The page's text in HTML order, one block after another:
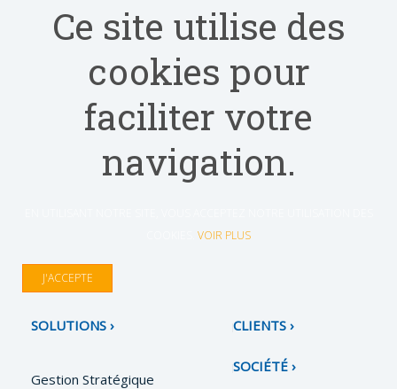
Ce site utilise des
cookies pour
faciliter votre
navigation.
VOIR PLUS
J'ACCEPTE
SOLUTIONS
Gestion Stratégique
CLIENTS
SOCIÉTÉ